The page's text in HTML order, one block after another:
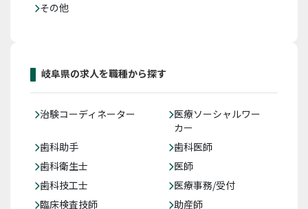
その他
岐阜県の求人を職種から探す
治験コーディネーター
医療ソーシャルワー
カー
歯科助手
歯科医師
歯科衛生士
医師
歯科技工士
医療事務/受付
臨床検査技師
助産師